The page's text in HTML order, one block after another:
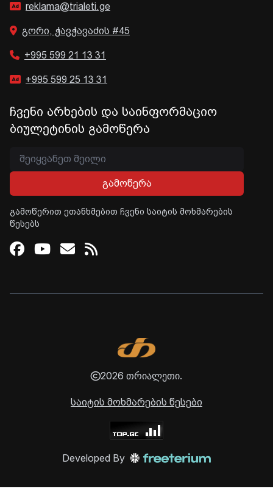
reklama@trialeti.ge
გორი, ჭავჭავაძის #45
+995 599 21 13 31
+995 599 25 13 31
ჩვენი არხების და საინფორმაციო
ბიულეტინის გამოწერა
გამოწერა
გამოწერით ეთანხმებით ჩვენი საიტის მოხმარების
წესებს
Facebook
Youtube
Email
RSS
2026 თრიალეთი.
საიტის მოხმარების წესები
Developed By